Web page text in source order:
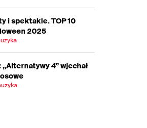
i spektakle. TOP 10
2025
4” wjechał